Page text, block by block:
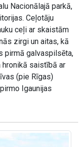
Nacionālajā parkā,
Ceļotāju
ceļi ar skaistām
zirgi un aitas, kā
pirmā galvaspilsēta,
hronikā saistībā ar
(pie Rīgas)
Igaunijas